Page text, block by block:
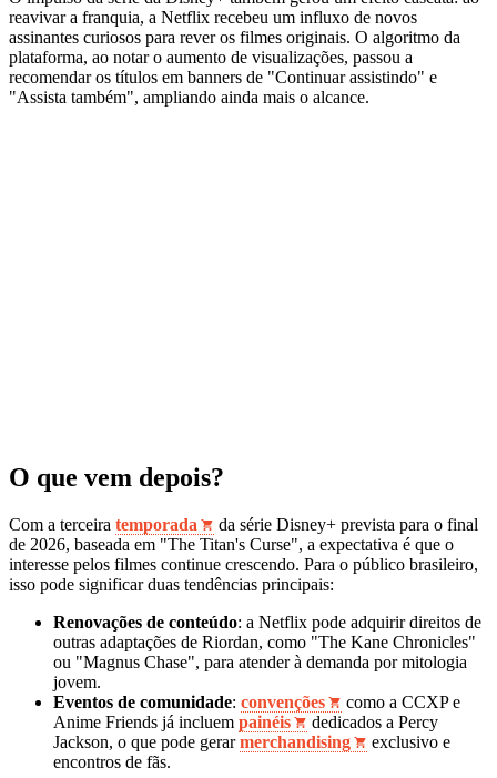
reavivar a franquia, a Netflix recebeu um influxo de novos
assinantes curiosos para rever os filmes originais. O algoritmo da
plataforma, ao notar o aumento de visualizações, passou a
recomendar os títulos em banners de "Continuar assistindo" e
"Assista também", ampliando ainda mais o alcance.
O que vem depois?
Com a terceira temporada
da série Disney+ prevista para o final
de 2026, baseada em "The Titan's Curse", a expectativa é que o
interesse pelos filmes continue crescendo. Para o público brasileiro,
isso pode significar duas tendências principais:
Renovações de conteúdo: a Netflix pode adquirir direitos de
outras adaptações de Riordan, como "The Kane Chronicles"
ou "Magnus Chase", para atender à demanda por mitologia
jovem.
Eventos de comunidade: convenções
como a CCXP e
Anime Friends já incluem painéis
dedicados a Percy
Jackson, o que pode gerarmerchandising
exclusivo e
encontros de fãs.